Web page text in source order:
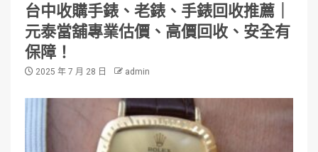
台中收購手錶、老錶、手錶回收推薦｜
元泰當舖專業估價、高價回收、安全有
保障！
2025 年 7 月 28 日 admin